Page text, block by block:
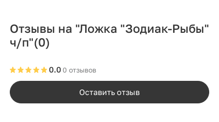
Отзывы на "Ложка "Зодиак-Рыбы"
ч/п"(0)
0 отзывов
0.0
Оставить отзыв